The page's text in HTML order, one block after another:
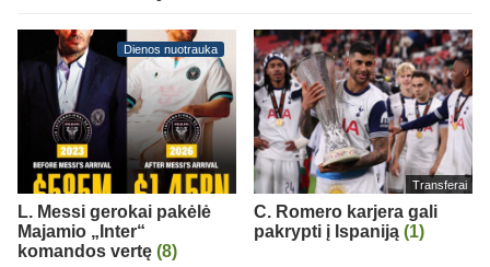
Dienos nuotrauka
L. Messi gerokai pakėlė
Majamio „Inter“
komandos vertę (8)
Transferai
C. Romero karjera gali
pakrypti į Ispaniją (1)